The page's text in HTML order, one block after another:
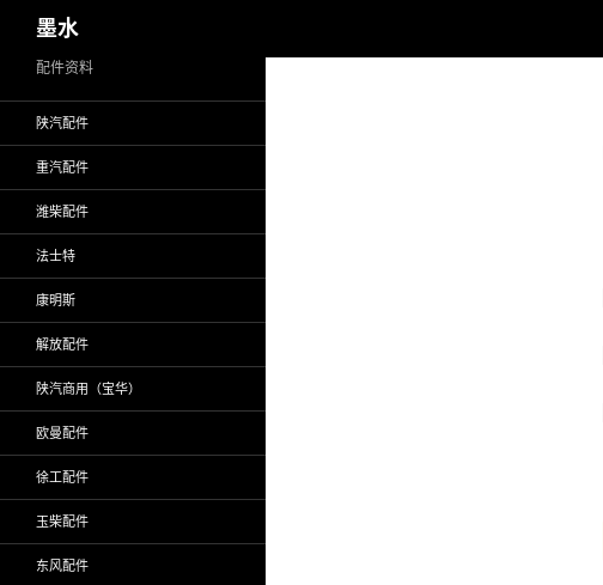
至
墨水
配件资料
陕汽配件
重汽配件
潍柴配件
法士特
康明斯
解放配件
陕汽商用（宝华）
欧曼配件
徐工配件
玉柴配件
东风配件